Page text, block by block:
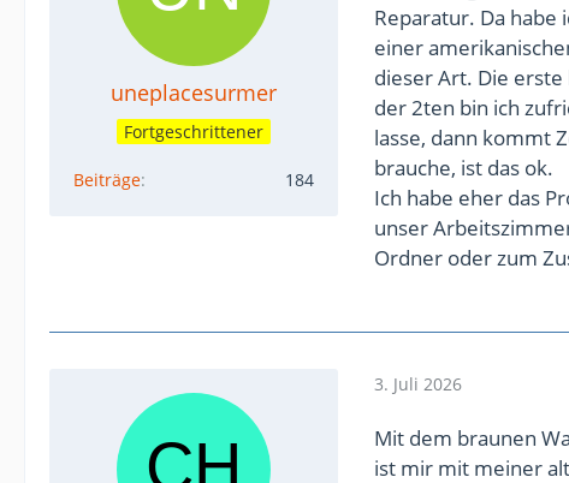
uneplacesurmer
Fortgeschrittener
Beiträge 184
Reparatur. Da habe
einer
dieser Art. Die
der 2ten bin ich
lasse, dann kommt
brauche, ist das ok.
Ich habe eher das
unser
Ordner oder zum
3. Juli 2026
Mit dem braunen
ist mir mit meiner